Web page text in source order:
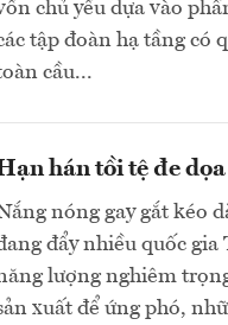
chủ yếu dựa vào
tập đoàn hạ tầng có
cầu...
hán tồi tệ đe
nóng gay gắt kéo
đẩy nhiều quốc
lượng nghiêm
xuất để ứng phó,